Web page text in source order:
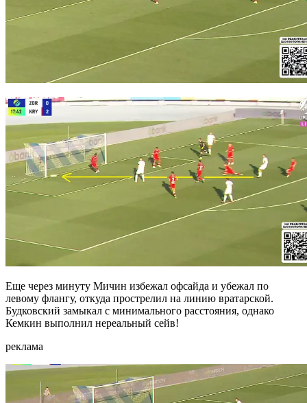
Еще через минуту Мичин избежал офсайда и убежал по
левому флангу, откуда прострелил на линию вратарской.
Будковский замыкал с минимального расстояния, однако
Кемкин выполнил нереальный сейв!
реклама